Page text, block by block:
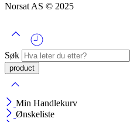
Norsat AS © 2025
Søk
Min Handlekurv
Ønskeliste